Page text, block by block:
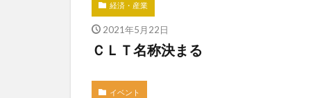
経済・産業
2021年5月22日
ＣＬＴ名称決まる
イベント